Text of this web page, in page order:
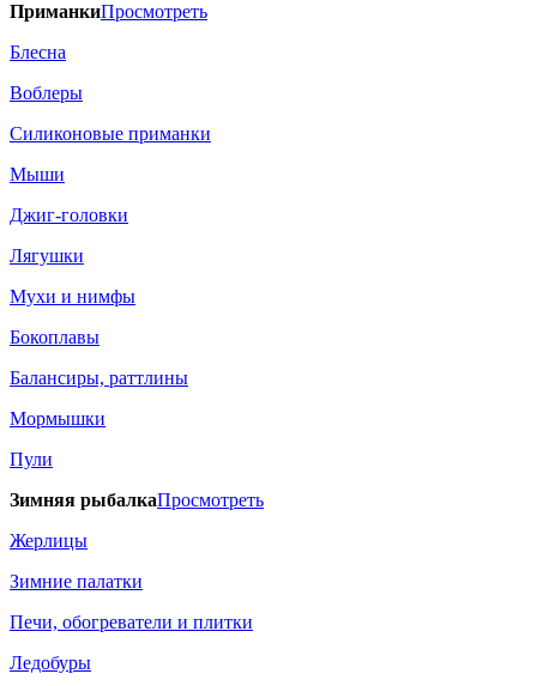
ПриманкиПросмотреть
Блесна
Воблеры
Силиконовые приманки
Мыши
Джиг-головки
Лягушки
Мухи и нимфы
Бокоплавы
Балансиры, раттлины
Мормышки
Пули
Зимняя рыбалкаПросмотреть
Жерлицы
Зимние палатки
Печи, обогреватели и плитки
Ледобуры